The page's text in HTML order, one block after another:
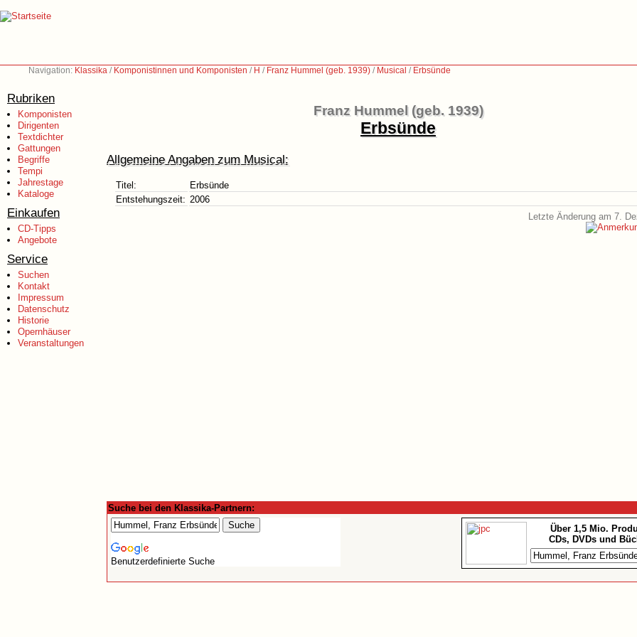
Navigation: Klassika / Komponistinnen und Komponisten / H / Franz Hummel (geb. 1939) / Musical / Erbsünde
Rubriken
Komponisten
Dirigenten
Textdichter
Gattungen
Begriffe
Tempi
Jahrestage
Kataloge
Einkaufen
CD-Tipps
Angebote
Service
Suchen
Kontakt
Impressum
Datenschutz
Historie
Opernhäuser
Veranstaltungen
Franz Hummel (geb. 1939)
Erbsünde
Allgemeine Angaben zum Musical:
Titel:
Erbsünde
Entstehungszeit: 2006
Letzte Änderung am 7.
Suche bei den Klassika-Partnern:
Benutzerdefinierte Suche
Über 1,5 Mio.
CDs, DVDs und